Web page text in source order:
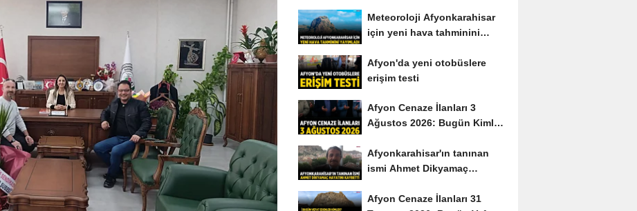
Meteoroloji Afyonkarahisar
için yeni hava tahminini
Afyon'da yeni otobüslere
erişim testi
Afyon Cenaze İlanları 3
Ağustos 2026: Bugün Kimler
Afyonkarahisar'ın tanınan
ismi Ahmet Dikyamaç
Afyon Cenaze İlanları 31